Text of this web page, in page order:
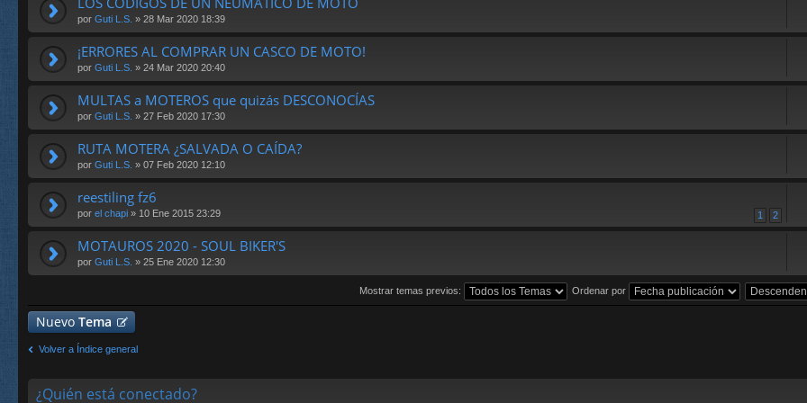
por Guti L.S. » 28 Mar 2020 18:39
¡ERRORES AL COMPRAR UN CASCO DE MOTO!
por Guti L.S. » 24 Mar 2020 20:40
MULTAS a MOTEROS que quizás DESCONOCÍAS
por Guti L.S. » 27 Feb 2020 17:30
RUTA MOTERA ¿SALVADA O CAÍDA?
por Guti L.S. » 07 Feb 2020 12:10
reestiling fz6
1 2
por el chapi » 10 Ene 2015 23:29
MOTAUROS 2020 - SOUL BIKER'S
por Guti L.S. » 25 Ene 2020 12:30
Mostrar temas previos: Ordenar por
Nuevo Tema
Volver a Índice general
¿Quién está conectado?